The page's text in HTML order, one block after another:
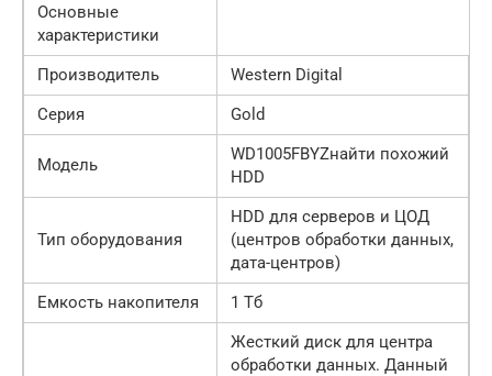
Основные
характеристики
Производитель
Western Digital
Серия
Gold
Модель
WD1005FBYZнайти похожий
HDD
Тип оборудования
HDD для серверов и ЦОД
(центров обработки данных,
дата-центров)
Емкость накопителя
1 Тб
Жесткий диск для центра
обработки данных. Данный